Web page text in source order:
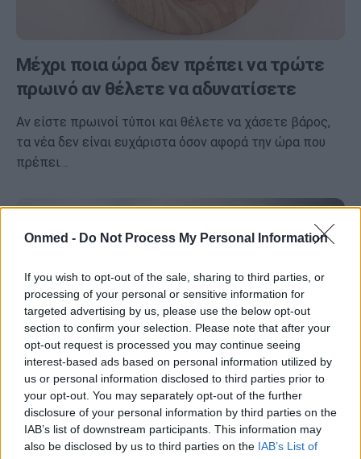
Onmed - Do Not Process My Personal Information
If you wish to opt-out of the sale, sharing to third parties, or
processing of your personal or sensitive information for
targeted advertising by us, please use the below opt-out
section to confirm your selection. Please note that after your
opt-out request is processed you may continue seeing
interest-based ads based on personal information utilized by
us or personal information disclosed to third parties prior to
your opt-out. You may separately opt-out of the further
disclosure of your personal information by third parties on the
IAB’s list of downstream participants. This information may
also be disclosed by us to third parties on the IAB’s List of
Μέχρι ποια ώρα δεν πρέπει να τρώτε
πρωινό αν θέλετε να αδυνατίσετε
Αν είστε πρωινοί τύποι και θέλετε να χάσετε βάρος,
τα νέα δεν είναι ευχάριστα όσον αφορά την ώρα που
πρέπει…
Απώλεια βάρους: Η ιδανική κατανομή
θερμίδων για καλύτερο αποτέλεσμα